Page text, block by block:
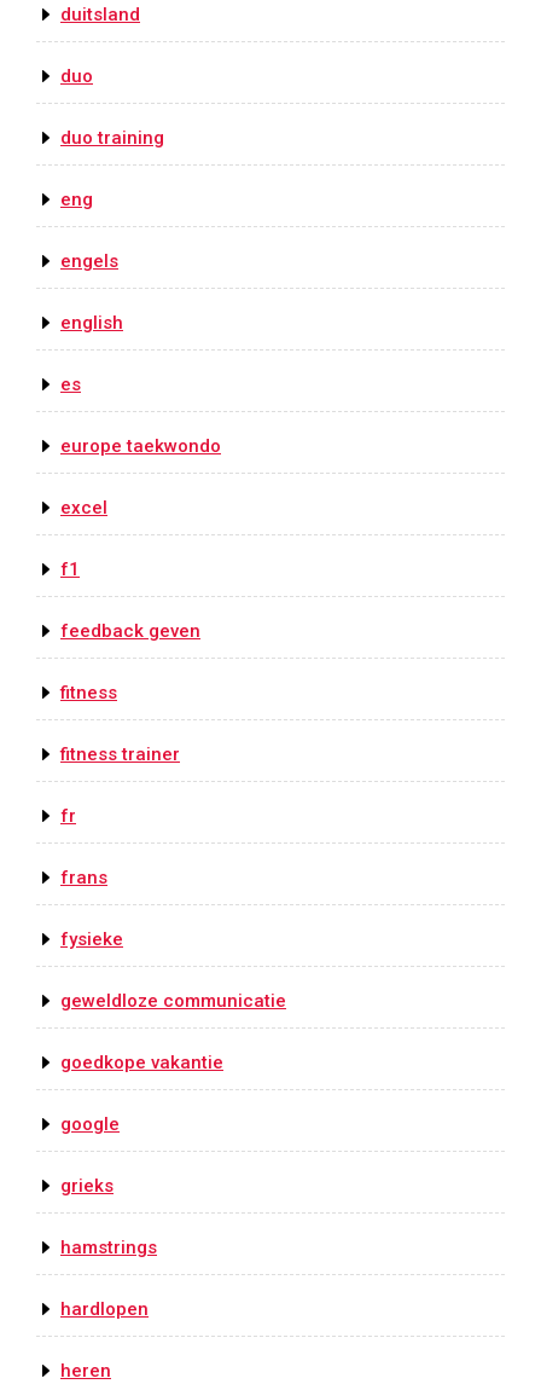
duitsland
duo
duo training
eng
engels
english
es
europe taekwondo
excel
f1
feedback geven
fitness
fitness trainer
fr
frans
fysieke
geweldloze communicatie
goedkope vakantie
google
grieks
hamstrings
hardlopen
heren